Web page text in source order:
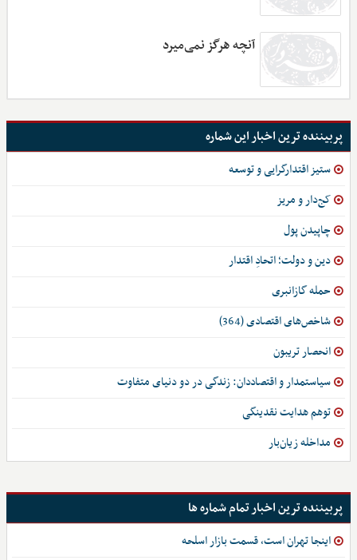
آنچه هرگز نمی‌میرد
پربیننده ترین اخبار این شماره
ستیز اقتدارگرایی و توسعه
کج‌دار و مریز
چاپیدن پول
دین و دولت؛ اتحادِ اقتدار
حمله گازانبری
شاخص‌های اقتصادی (364)
انحصار تریبون
سیاستمدار و اقتصاددان: زندگی در دو دنیای متفاوت
توهم هدایت نقدینگی
مداخله زیان‌بار
پربیننده ترین اخبار تمام شماره ها
اینجا تهران است، قسمت بازار اسلحه